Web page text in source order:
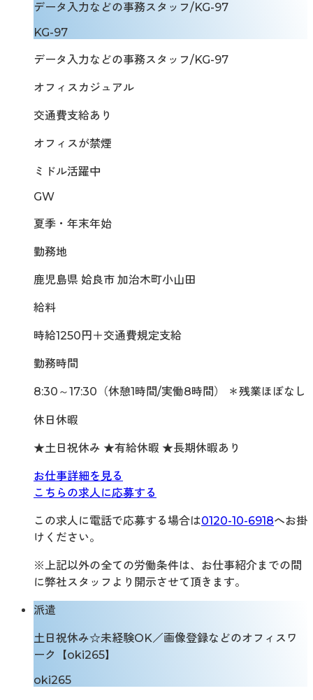
データ入力などの事務スタッフ/KG-97
KG-97
データ入力などの事務スタッフ/KG-97
オフィスカジュアル
交通費支給あり
オフィスが禁煙
ミドル活躍中
GW
夏季・年末年始
勤務地
鹿児島県 姶良市 加治木町小山田
給料
時給1250円＋交通費規定支給
勤務時間
8:30～17:30（休憩1時間/実働8時間） ＊残業ほぼなし
休日休暇
★土日祝休み ★有給休暇 ★長期休暇あり
お仕事詳細を見る
こちらの求人に応募する
この求人に電話で応募する場合は0120-10-6918へお掛
けください。
※上記以外の全ての労働条件は、お仕事紹介までの間
に弊社スタッフより開示させて頂きます。
派遣
土日祝休み☆未経験OK／画像登録などのオフィスワ
ーク【oki265】
oki265